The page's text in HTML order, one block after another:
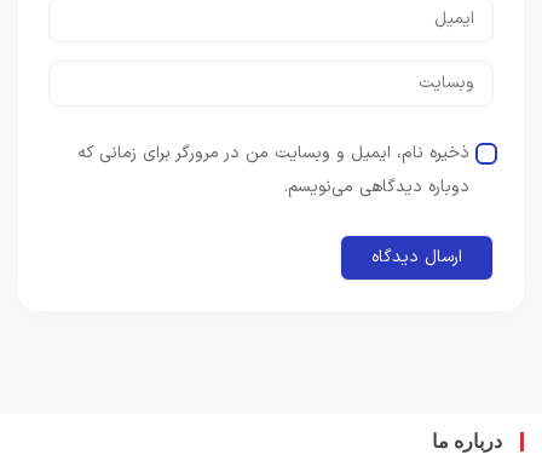
ذخیره نام، ایمیل و وبسایت من در مرورگر برای زمانی که
دوباره دیدگاهی می‌نویسم.
ما